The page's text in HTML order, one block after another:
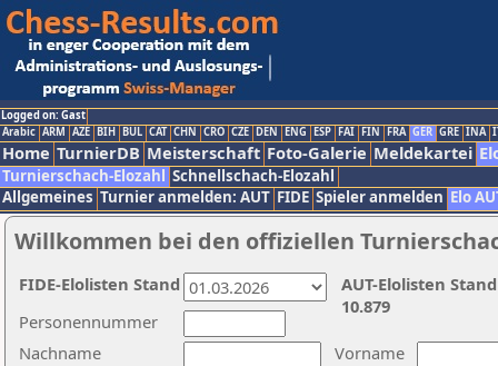
Logged on: Gast
Arabic ARM AZE BIH BUL CAT CHN CRO CZE DEN ENG ESP FAI FIN FRA GER GRE INA
Home TurnierDB Meisterschaft Foto-Galerie Meldekartei
Turnierschach-Elozahl Schnellschach-Elozahl
Allgemeines Turnier anmelden: AUT FIDE Spieler anmelden Elo
Willkommen bei den offiziellen
Nachname
Vorname
Personennummer
AUT-Elolisten
10.879
FIDE-Elolisten Stand